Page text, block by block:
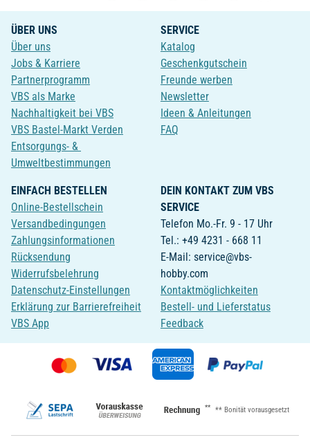
ÜBER UNS
Über uns
Jobs & Karriere
Partnerprogramm
VBS als Marke
Nachhaltigkeit bei VBS
VBS Bastel-Markt Verden
Entsorgungs- &
Umweltbestimmungen
SERVICE
Katalog
Geschenkgutschein
Freunde werben
Newsletter
Ideen & Anleitungen
FAQ
EINFACH BESTELLEN
Online-Bestellschein
Versandbedingungen
Zahlungsinformationen
Rücksendung
Widerrufsbelehrung
Datenschutz-Einstellungen
Erklärung zur Barrierefreiheit
VBS App
DEIN KONTAKT ZUM VBS
SERVICE
Telefon Mo.-Fr. 9 - 17 Uhr
Tel.: +49 4231 - 668 11
E-Mail: service@vbs-
hobby.com
Kontaktmöglichkeiten
Bestell- und Lieferstatus
Feedback
** ** Bonität vorausgesetzt